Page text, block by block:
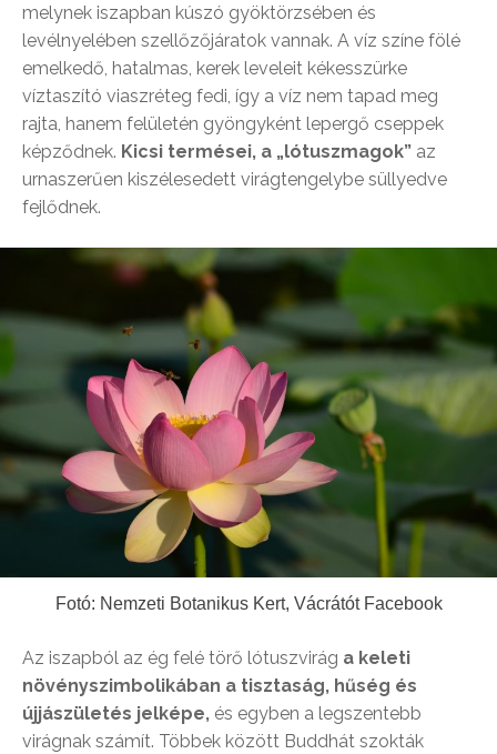
melynek iszapban kúszó gyöktörzsében és
levélnyelében szellőzőjáratok vannak. A víz színe fölé
emelkedő, hatalmas, kerek leveleit kékesszürke
víztaszító viaszréteg fedi, így a víz nem tapad meg
rajta, hanem felületén gyöngyként lepergő cseppek
képződnek. Kicsi termései, a „lótuszmagok” az
urnaszerűen kiszélesedett virágtengelybe süllyedve
fejlődnek.
Fotó: Nemzeti Botanikus Kert, Vácrátót Facebook
Az iszapból az ég felé törő lótuszvirág a keleti
növényszimbolikában a tisztaság, hűség és
újjászületés jelképe, és egyben a legszentebb
virágnak számít. Többek között Buddhát szokták